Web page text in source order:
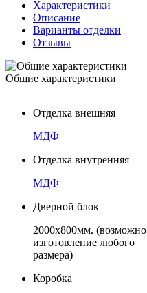
Характеристики
Описание
Варианты отделки
Отзывы
Общие характеристики
Отделка внешняя
МДФ
Отделка внутренняя
МДФ
Дверной блок
2000х800мм. (возможно
изготовление любого
размера)
Коробка